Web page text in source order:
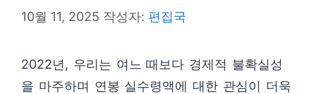
10월 11, 2025 작성자: 편집국
2022년, 우리는 여느 때보다 경제적 불확실성
을 마주하며 연봉 실수령액에 대한 관심이 더욱